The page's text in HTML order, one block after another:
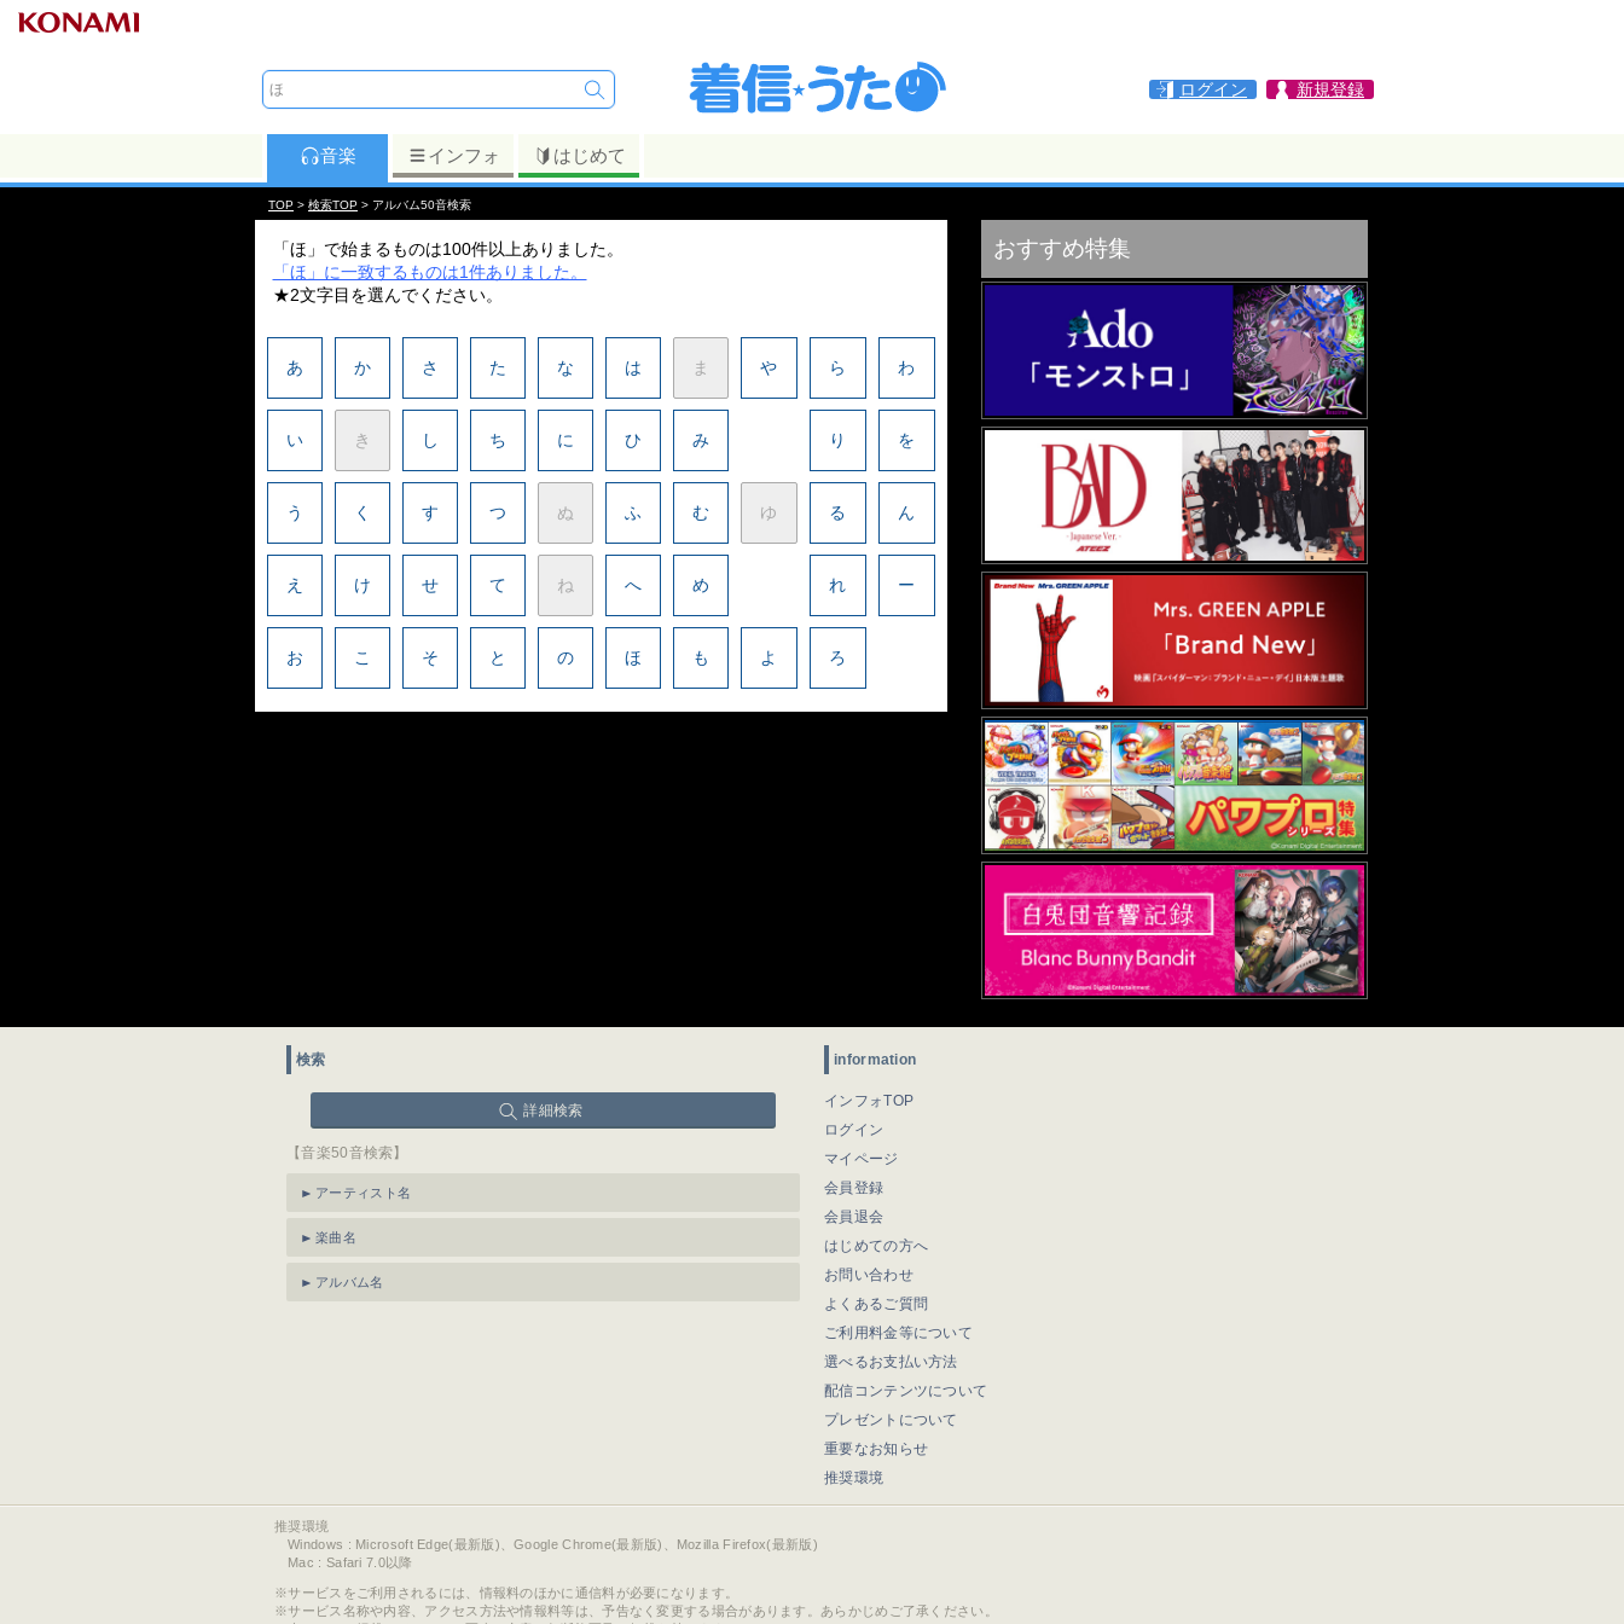
ログイン 新規登録
音楽 インフォ はじめて
TOP > 検索TOP > アルバム50音検索
「ほ」で始まるものは100件以上ありました。
「ほ」に一致するものは1件ありました。
★2文字目を選んでください。
あ
い
う
え
お
か
き
く
け
こ
さ
し
す
せ
そ
た
ち
つ
て
と
な
に
ぬ
ね
の
は
ひ
ふ
へ
ほ
ま
み
む
め
も
や
ゆ
よ
ら
り
る
れ
ろ
わ
を
ん
ー
おすすめ特集
検索
詳細検索
【音楽50音検索】
アーティスト名
楽曲名
アルバム名
information
インフォTOP
ログイン
マイページ
会員登録
会員退会
はじめての方へ
お問い合わせ
よくあるご質問
ご利用料金等について
選べるお支払い方法
配信コンテンツについて
プレゼントについて
重要なお知らせ
推奨環境
推奨環境
Windows : Microsoft Edge(最新版)、Google Chrome(最新版)、Mozilla Firefox(最新版)
Mac : Safari 7.0以降
サービスをご利用されるには、情報料のほかに通信料が必要になります。
サービス名称や内容、アクセス方法や情報料等は、予告なく変更する場合があります。あらかじめご了承ください。